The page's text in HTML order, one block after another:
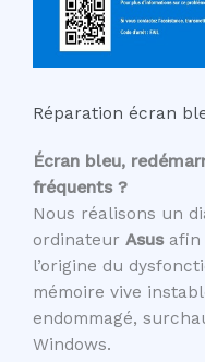
Réparation écran
Écran bleu,
fréquents ?
Nous réalisons un
ordinateur Asusafin
l’origine du
mémoire vive
endommagé,
Windows.